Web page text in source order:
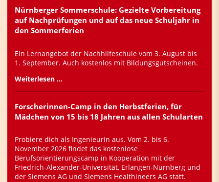
Nürnberger Sommerschule: Gezielte Vorbereitung
auf Nachprüfungen und auf das neue Schuljahr in
den Sommerferien
Ein Lernangebot der Nachhilfeschule vom 3. August bis
1. September. Auch kostenlos mit Bildungsgutscheinen.
Weiterlesen …
Forscherinnen-Camp in den Herbstferien, für
Mädchen von 15 bis 18 Jahren aus allen Schularten
Probiere dich als Ingenieurin aus. Vom 2. bis 6.
November 2026 findet das kostenlose
Berufsorientierungscamp in Kooperation mit der
Friedrich-Alexander-Universität, Erlangen-Nürnberg und
der Siemens AG und Siemens Healthineers AG statt.